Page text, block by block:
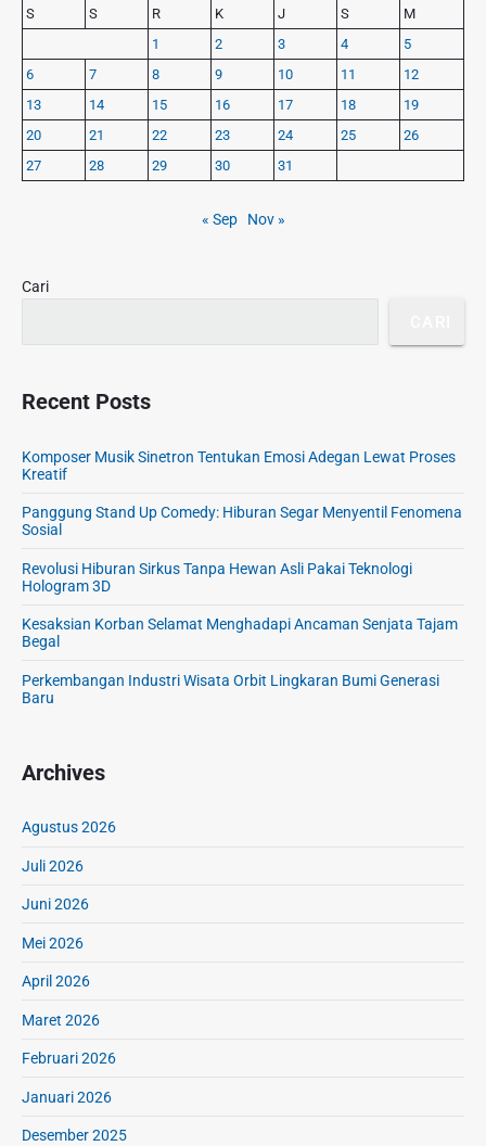
y
H
d
u
p
S
:
e
g
a
e
e
r
s
M
n
a
h
e
r
r
i
m
a
r
y
S
r
S S R K J S
M
1
2 3 4
5
6
7 8 9 10 11
12
13
14 15 16 17 18
19
20
21 22 23 24 25
26
27
28 29 30 31
« Sep Nov »
Cari
Recent Posts
Komposer Musik Sinetron Tentukan Emosi Adegan Lewat Proses
Kreatif
Panggung Stand Up Comedy: Hiburan Segar Menyentil Fenomena
Sosial
Revolusi Hiburan Sirkus Tanpa Hewan Asli Pakai Teknologi
Hologram 3D
Kesaksian Korban Selamat Menghadapi Ancaman Senjata Tajam
Begal
Perkembangan Industri Wisata Orbit Lingkaran Bumi Generasi
Baru
Archives
Agustus 2026
Juli 2026
Juni 2026
Mei 2026
April 2026
Maret 2026
Februari 2026
Januari 2026
Desember 2025